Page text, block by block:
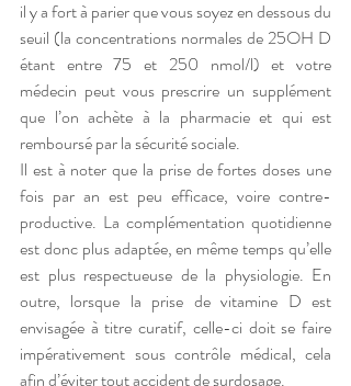
il y a fort à parier que vous soyez en dessous du
seuil (la concentrations normales de 25OH D
étant entre 75 et 250 nmol/l) et votre
médecin peut vous prescrire un supplément
que l’on achète à la pharmacie et qui est
remboursé par la sécurité sociale.
Il est à noter que la prise de fortes doses une
fois par an est peu efficace, voire contre-
productive. La complémentation quotidienne
est donc plus adaptée, en même temps qu’elle
est plus respectueuse de la physiologie. En
outre, lorsque la prise de vitamine D est
envisagée à titre curatif, celle-ci doit se faire
impérativement sous contrôle médical, cela
afin d’éviter tout accident de surdosage.